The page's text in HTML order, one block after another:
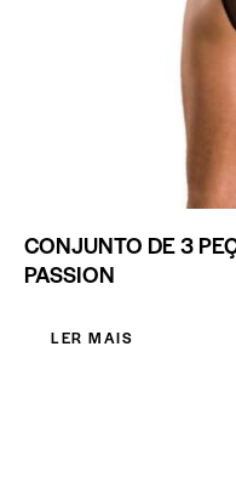
CONJUNTO DE 3
PASSION
LER MAIS